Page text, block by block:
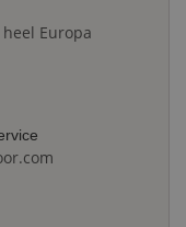
Europa